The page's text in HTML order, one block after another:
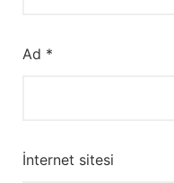
Ad *
İnternet sitesi